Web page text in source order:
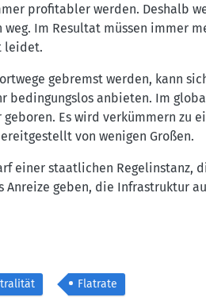
profitabler werden. Deshalb
Im Resultat müssen immer
leidet.
gebremst werden, kann
anbieten. Im
Es wird verkümmern zu
von wenigen Großen.
einer staatlichen Regelinstanz,
geben, die Infrastruktur
Flatrate